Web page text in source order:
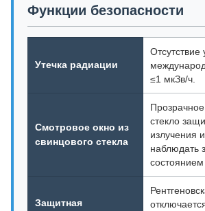
Функции безопасности
Утечка радиации
Отсутствие
≤1 мкЗв/ч.
Смотровое окно из
свинцового стекла
стекло
излучения
наблюдать
состоянием
Защитная